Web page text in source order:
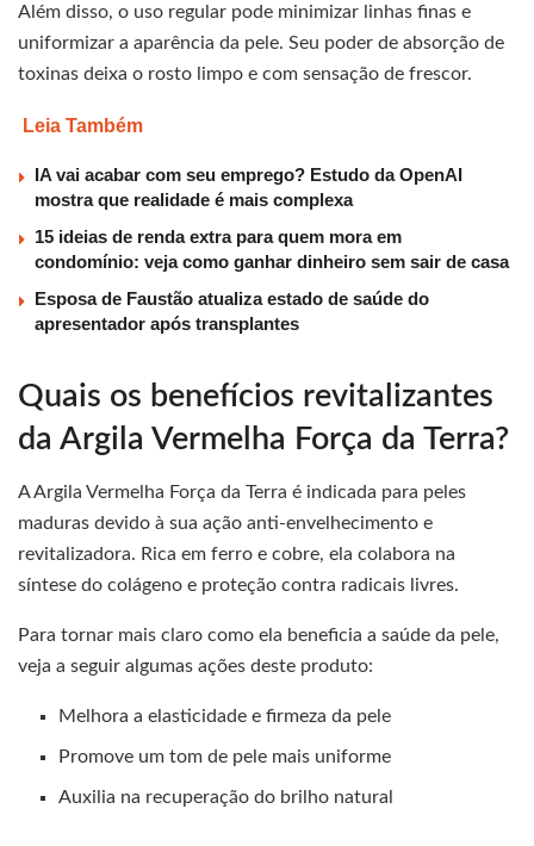
Além disso, o uso regular pode minimizar linhas finas e
uniformizar a aparência da pele. Seu poder de absorção de
toxinas deixa o rosto limpo e com sensação de frescor.
Leia Também
IA vai acabar com seu emprego? Estudo da OpenAI
mostra que realidade é mais complexa
15 ideias de renda extra para quem mora em
condomínio: veja como ganhar dinheiro sem sair de casa
Esposa de Faustão atualiza estado de saúde do
apresentador após transplantes
Quais os benefícios revitalizantes
da Argila Vermelha Força da Terra?
A Argila Vermelha Força da Terra é indicada para peles
maduras devido à sua ação anti-envelhecimento e
revitalizadora. Rica em ferro e cobre, ela colabora na
síntese do colágeno e proteção contra radicais livres.
Para tornar mais claro como ela beneficia a saúde da pele,
veja a seguir algumas ações deste produto:
Melhora a elasticidade e firmeza da pele
Promove um tom de pele mais uniforme
Auxilia na recuperação do brilho natural